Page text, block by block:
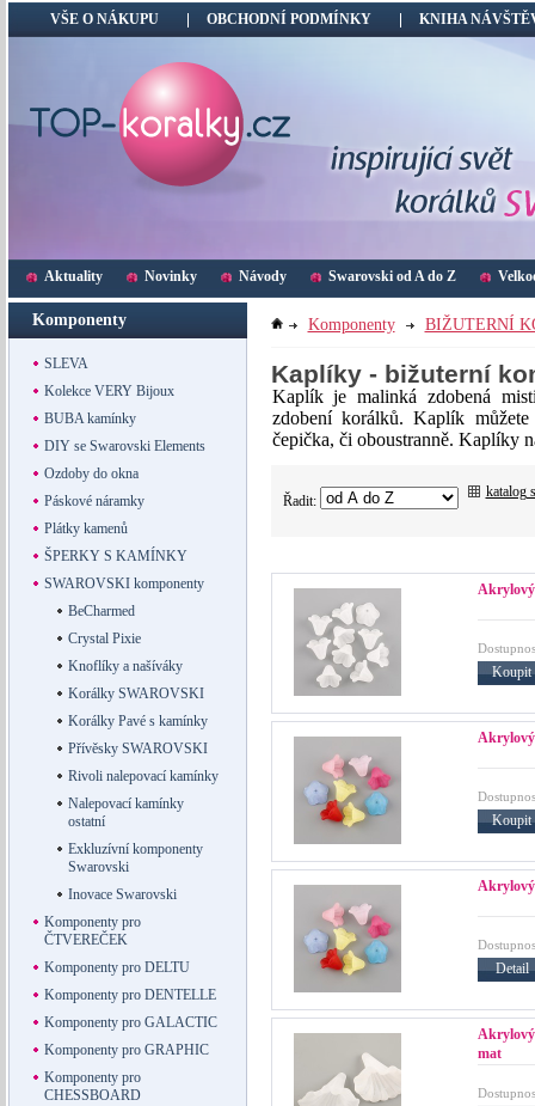
VŠE O NÁKUPU OBCHODNÍ PODMÍNKY KNIHA
Aktuality Novinky Návody Swarovski od A do Z
Komponenty
SLEVA
Kolekce VERY Bijoux
BUBA kamínky
DIY se Swarovski Elements
Ozdoby do okna
Páskové náramky
Plátky kamenů
ŠPERKY S KAMÍNKY
SWAROVSKI komponenty
BeCharmed
Crystal Pixie
Knoflíky a našíváky
Korálky SWAROVSKI
Korálky Pavé s kamínky
Přívěsky SWAROVSKI
Rivoli nalepovací kamínky
Nalepovací kamínky
ostatní
Exkluzívní komponenty
Swarovski
Inovace Swarovski
Komponenty pro
ČTVEREČEK
Komponenty pro DELTU
Komponenty pro DENTELLE
Komponenty pro GALACTIC
Komponenty pro GRAPHIC
Komponenty pro
CHESSBOARD
Komponenty BIŽUTERNÍ
Kaplíky - bižuterní
Kaplík je malinká zdobená
zdobení korálků. Kaplík
čepička, či oboustranně. Kaplíky
Řadit:
katalog
Koupit
Koupit
Detail
mat